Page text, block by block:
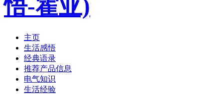
主页
生活感悟
经典语录
推荐产品信息
电气知识
生活经验